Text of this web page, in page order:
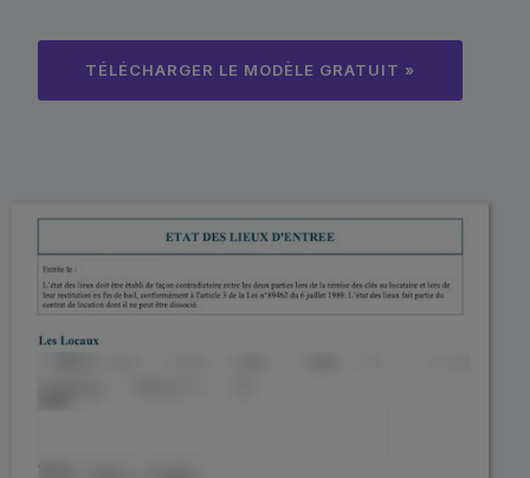
TÉLÉCHARGER LE MODÈLE GRATUIT »